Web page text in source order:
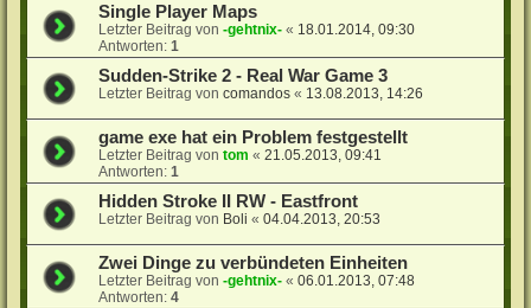
Single Player Maps
Letzter Beitrag von-gehtnix- « 18.01.2014, 09:30
Antworten:1
Sudden-Strike 2 - Real War Game 3
Letzter Beitrag voncomandos « 13.08.2013, 14:26
game exe hat ein Problem festgestellt
Letzter Beitrag vontom «21.05.2013, 09:41
Antworten:1
Hidden Stroke II RW - Eastfront
Letzter Beitrag von Boli «04.04.2013, 20:53
Zwei Dinge zu verbündeten Einheiten
Letzter Beitrag von-gehtnix- «06.01.2013, 07:48
Antworten:4